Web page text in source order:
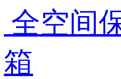
全空间
箱